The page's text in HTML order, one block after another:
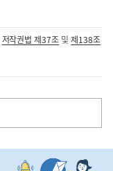
저작권법 제37조 및제138조